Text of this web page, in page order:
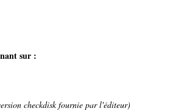
sur :
checkdisk fournie par l'éditeur)